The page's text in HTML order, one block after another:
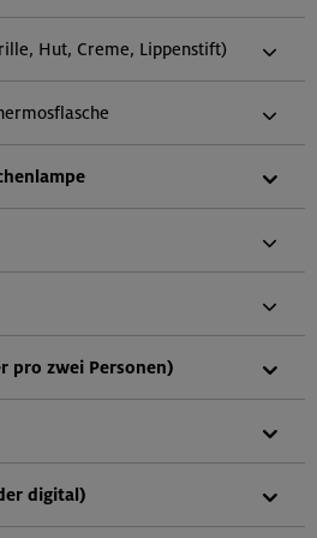
Hut, Creme, Lippenstift)
pro zwei Personen)
digital)